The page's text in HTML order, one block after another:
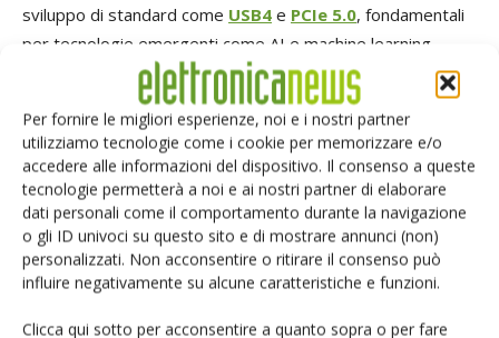
Per fornire le migliori esperienze, noi e i nostri partner
utilizziamo tecnologie come i cookie per memorizzare e/o
accedere alle informazioni del dispositivo. Il consenso a queste
tecnologie permetterà a noi e ai nostri partner di elaborare
dati personali come il comportamento durante la navigazione
o gli ID univoci su questo sito e di mostrare annunci (non)
personalizzati. Non acconsentire o ritirare il consenso può
influire negativamente su alcune caratteristiche e funzioni.
Clicca qui sotto per acconsentire a quanto sopra o per fare
sviluppo di standard come USB4 e PCIe 5.0, fondamentali
per tecnologie emergenti come AI e machine learning.
Questi progressi trovano applicazione in smartphone,
tablet, elettronica automobilistica e dispositivi IoT.
Il futuro delle connessioni elettroniche
Grazie a materiali innovativi e tecnologie avanzate, il futuro
dell’elettronica si sta plasmando verso dispositivi sempre
più performanti, compatti ed efficienti, in grado di